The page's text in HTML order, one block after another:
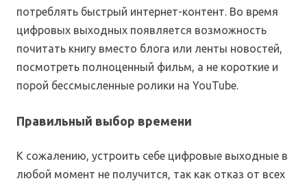
потреблять быстрый интернет-контент. Во время
цифровых выходных появляется возможность
почитать книгу вместо блога или ленты новостей,
посмотреть полноценный фильм, а не короткие и
порой бессмысленные ролики на YouTube.
Правильный выбор времени
К сожалению, устроить себе цифровые выходные в
любой момент не получится, так как отказ от всех